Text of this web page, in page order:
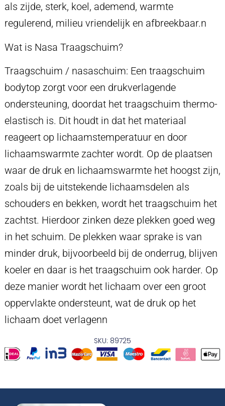
als zijde, sterk, koel, ademend, warmte
regulerend, milieu vriendelijk en afbreekbaar.n
Wat is Nasa Traagschuim?
Traagschuim / nasaschuim: Een traagschuim
bodytop zorgt voor een drukverlagende
ondersteuning, doordat het traagschuim thermo-
elastisch is. Dit houdt in dat het materiaal
reageert op lichaamstemperatuur en door
lichaamswarmte zachter wordt. Op de plaatsen
waar de druk en lichaamswarmte het hoogst zijn,
zoals bij de uitstekende lichaamsdelen als
schouders en bekken, wordt het traagschuim het
zachtst. Hierdoor zinken deze plekken goed weg
in het schuim. De plekken waar sprake is van
minder druk, bijvoorbeeld bij de onderrug, blijven
koeler en daar is het traagschuim ook harder. Op
deze manier wordt het lichaam over een groot
oppervlakte ondersteunt, wat de druk op het
lichaam doet verlagenn
SKU: 89725